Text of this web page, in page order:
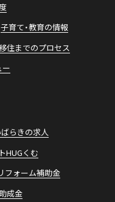
子育て・教育の情報
住までのプロセス
ー
らきの求⼈
HUGくむ
フォーム補助⾦
成⾦